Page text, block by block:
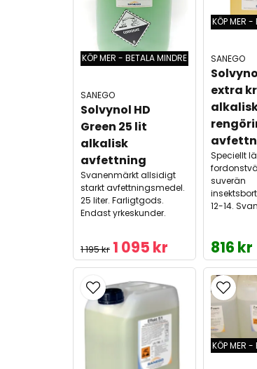
KÖP MER - BETALA MINDRE
SANEGO
Solvynol HD
Green 25 lit
alkalisk
avfettning
Svanenmärkt allsidigt
starkt avfettningsmedel.
25 liter. Farligtgods.
Endast yrkeskunder.
1 195 kr 1 095 kr
KÖP MER -
SANEGO
extra
Speciellt
suverän
12-14.
816 kr
KÖP MER -